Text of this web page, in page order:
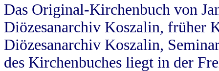
Das Original-Kirchenbuch von
Diözesanarchiv Koszalin, früher
Diözesanarchiv Koszalin,
des Kirchenbuches liegt in der